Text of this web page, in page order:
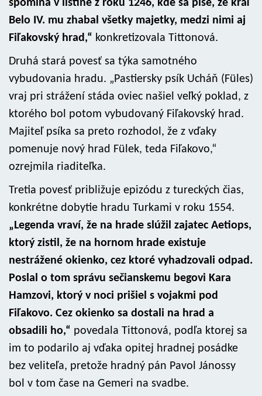
spomína v listine z roku 1246, kde sa píše, že kráľ
Belo IV. mu zhabal všetky majetky, medzi nimi aj
Fiľakovský hrad,“ konkretizovala Tittonová.
Druhá stará povesť sa týka samotného
vybudovania hradu. „Pastiersky psík Ucháň (Füles)
vraj pri strážení stáda oviec našiel veľký poklad, z
ktorého bol potom vybudovaný Fiľakovský hrad.
Majiteľ psíka sa preto rozhodol, že z vďaky
pomenuje nový hrad Fülek, teda Fiľakovo,“
ozrejmila riaditeľka.
Tretia povesť približuje epizódu z tureckých čias,
konkrétne dobytie hradu Turkami v roku 1554.
„Legenda vraví, že na hrade slúžil zajatec Aetiops,
ktorý zistil, že na hornom hrade existuje
nestrážené okienko, cez ktoré vyhadzovali odpad.
Poslal o tom správu sečianskemu begovi Kara
Hamzovi, ktorý v noci prišiel s vojakmi pod
Fiľakovo. Cez okienko sa dostali na hrad a
obsadili ho,“ povedala Tittonová, podľa ktorej sa
im to podarilo aj vďaka opitej hradnej posádke
bez veliteľa, pretože hradný pán Pavol Jánossy
bol v tom čase na Gemeri na svadbe.